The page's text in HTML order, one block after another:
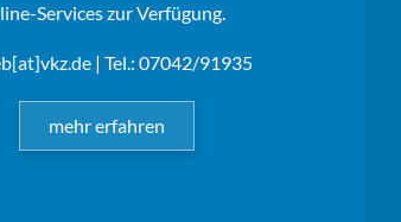
Services zur Verfügung.
| Tel.: 07042/91935
mehr erfahren